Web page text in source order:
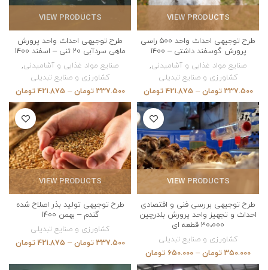
VIEW PRODUCTS
طرح توجیهی احداث واحد 500 راسی
پرورش گوسفند داشتی – 1400
صنایع مواد غذایی و آشامیدنی,
کشاورزی و صنایع تبدیلی
337.500 تومان–
421.875 تومان
VIEW PRODUCTS
طرح توجیهی احداث واحد پرورش
ماهی سردآبی 20 تنی – اسفند 1400
صنایع مواد غذایی و آشامیدنی,
کشاورزی و صنایع تبدیلی
337.500 تومان–
421.875 تومان
VIEW PRODUCTS
طرح توجیهی بررسی فنی و اقتصادی
احداث و تجهیز واحد پرورش بلدرچین
30،000 قطعه ای
کشاورزی و صنایع تبدیلی
350.000 تومان–
650.000 تومان
VIEW PRODUCTS
طرح توجیهی تولید بذر اصلاح شده
گندم – بهمن 1400
کشاورزی و صنایع تبدیلی
337.500 تومان–
421.875 تومان